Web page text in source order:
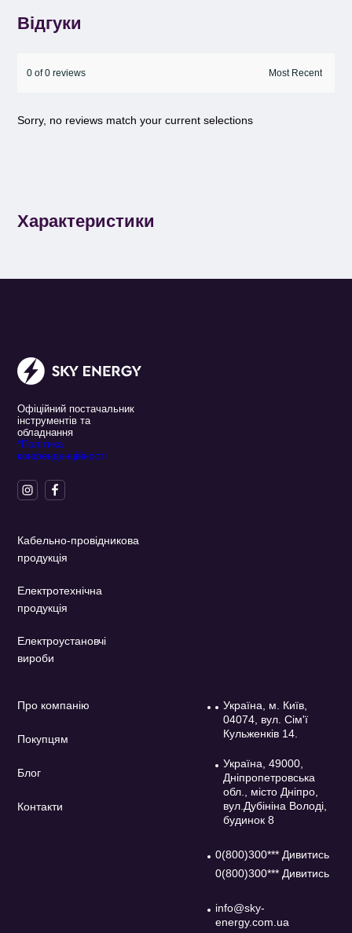
Відгуки
0 of 0 reviews
Sorry, no reviews match your current selections
Характеристики
Офіційний постачальник
інструментів та
обладнання
*Політика
конфенденційності
Кабельно-провідникова
продукція
Електротехнічна
продукція
Електроустановчі
вироби
Про компанію
Покупцям
Блог
Контакти
Україна, м. Київ,
04074, вул. Сім'ї
Кульженків 14.
Україна, 49000,
Дніпропетровська
обл., місто Дніпро,
вул.Дубініна Володі,
будинок 8
0(800)300*** Дивитись
0(800)300*** Дивитись
info@sky-
energy.com.ua